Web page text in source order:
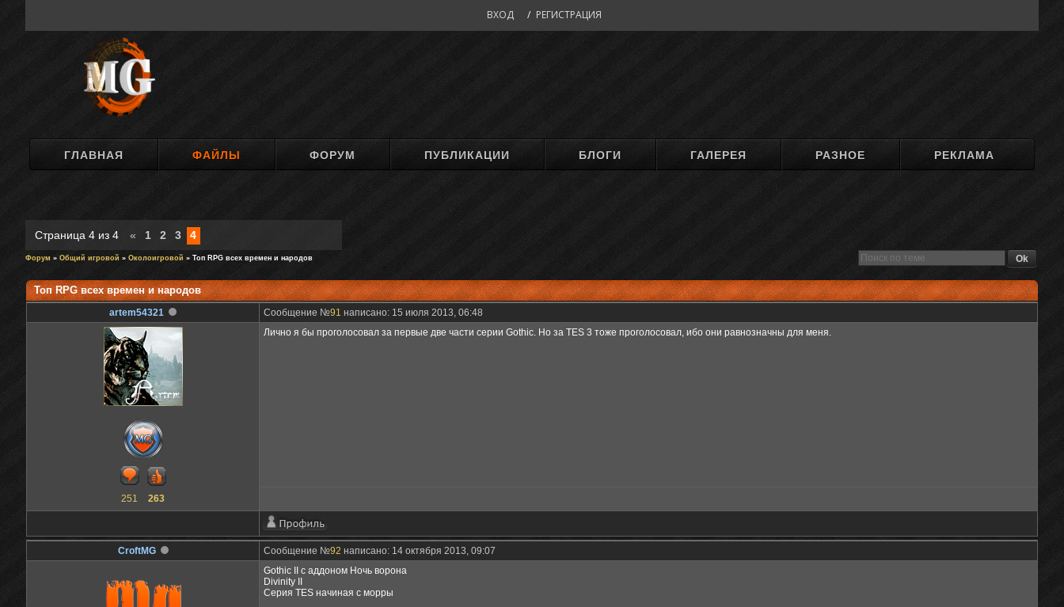
ВХОД / РЕГИСТРАЦИЯ
ГЛАВНАЯ ФАЙЛЫ ФОРУМ ПУБЛИКАЦИИ БЛОГИ ГАЛЕРЕЯ РАЗНОЕ РЕКЛАМА
Страница 4 из 4 « 1 2 3 4
Форум » Общий игровой » Околоигровой » Топ RPG всех времен и народов
Топ RPG всех времен и народов
artem54321 Сообщение №91 написано: 15 июля 2013, 06:48
251 263
Лично я бы проголосовал за первые две части серии Gothic. Но за TES 3 тоже проголосовал, ибо они равнозначны для меня.
CroftMG Сообщение №92 написано: 14 октября 2013, 09:07
Gothic II с аддоном Ночь ворона
Divinity II
Серия TES начиная с морры